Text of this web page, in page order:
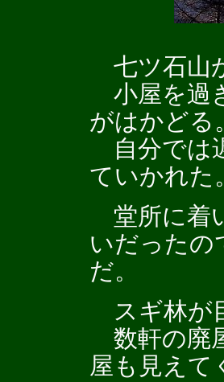
七ツ石山
小屋を過
がはかどる。
自分では
ていかれた。
堂所に着
いだったの
だ。
スギ林が
数軒の廃
屋も見えて